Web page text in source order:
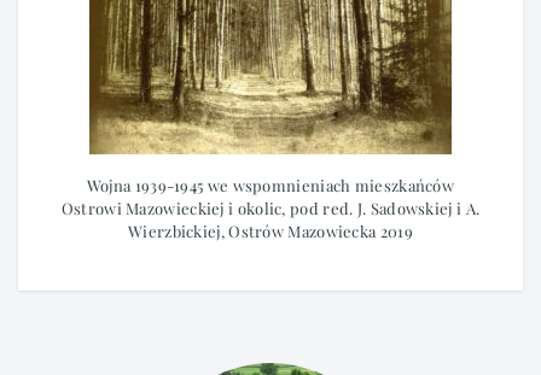
Wojna 1939-1945 we wspomnieniach mieszkańców
Ostrowi Mazowieckiej i okolic, pod red. J. Sadowskiej i A.
Wierzbickiej, Ostrów Mazowiecka 2019